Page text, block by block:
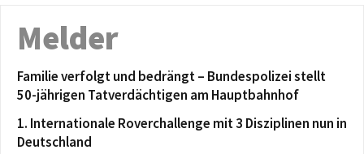
Melder
Familie verfolgt und bedrängt – Bundespolizei stellt
50-jährigen Tatverdächtigen am Hauptbahnhof
1. Internationale Roverchallenge mit 3 Disziplinen nun in
Deutschland